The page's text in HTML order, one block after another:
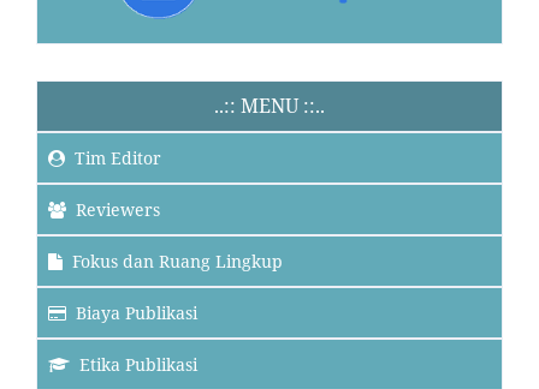
..:: MENU ::..
Tim Editor
Reviewers
Fokus dan Ruang Lingkup
Biaya Publikasi
Etika Publikasi